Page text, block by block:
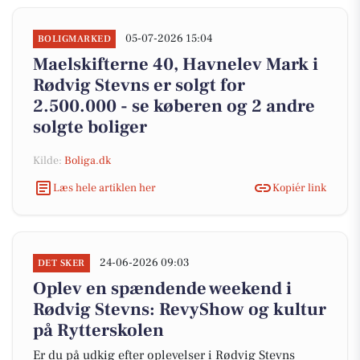
BOLIGMARKED 05-07-2026 15:04
Maelskifterne 40, Havnelev Mark i
Rødvig Stevns er solgt for
2.500.000 - se køberen og 2 andre
solgte boliger
Kilde: Boliga.dk
Læs hele artiklen her
Kopiér link
DET SKER 24-06-2026 09:03
Oplev en spændende weekend i
Rødvig Stevns: RevyShow og kultur
på Rytterskolen
Er du på udkig efter oplevelser i Rødvig Stevns